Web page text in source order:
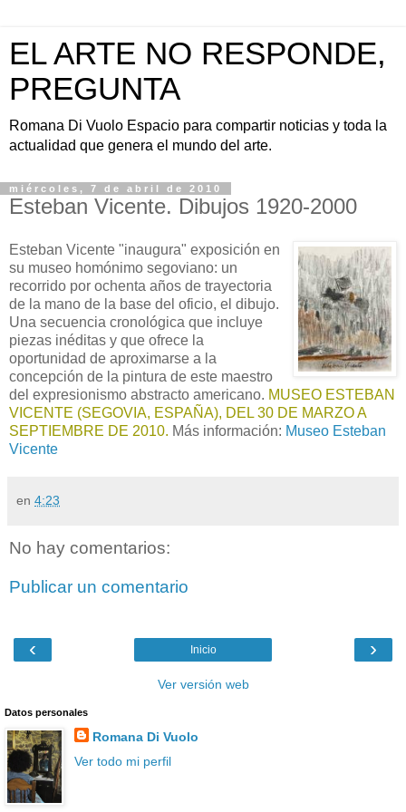
EL ARTE NO RESPONDE,
PREGUNTA
Romana Di Vuolo Espacio para compartir noticias y toda la
actualidad que genera el mundo del arte.
miércoles, 7 de abril de 2010
Esteban Vicente. Dibujos 1920-2000
Esteban Vicente "inaugura" exposición en
su museo homónimo segoviano: un
recorrido por ochenta años de trayectoria
de la mano de la base del oficio, el dibujo.
Una secuencia cronológica que incluye
piezas inéditas y que ofrece la
oportunidad de aproximarse a la
concepción de la pintura de este maestro
del expresionismo abstracto americano. MUSEO ESTEBAN
VICENTE (SEGOVIA, ESPAÑA), DEL 30 DE MARZO A
SEPTIEMBRE DE 2010. Más información: Museo Esteban
Vicente
en 4:23
No hay comentarios:
Publicar un comentario
‹ ›
Inicio
Ver versión web
Datos personales
Romana Di Vuolo
Ver todo mi perfil